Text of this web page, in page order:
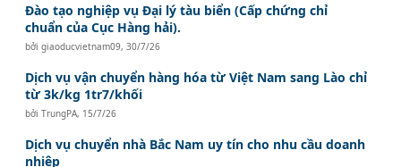
Đào tạo nghiệp vụ Đại lý tàu biển (Cấp chứng chỉ
chuẩn của Cục Hàng hải).
bởigiaoducvietnam09,30/7/26
Dịch vụ vận chuyển hàng hóa từ Việt Nam sang Lào chỉ
từ 3k/kg 1tr7/khối
bởiTrungPA, 15/7/26
Dịch vụ chuyển nhà Bắc Nam uy tín cho nhu cầu doanh
nhiệp